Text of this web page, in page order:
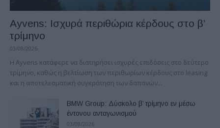
Ayvens: Iσχυρά περιθώρια κέρδους στο β’
τρίμηνο
03/08/2026
Η Ayvens κατάφερε να διατηρήσει ισχυρές επιδόσεις στο δεύτερο
τρίμηνο, καθώς η βελτίωση των περιθωρίων κέρδους στο leasing
και η αποτελεσματική συγκράτηση των δαπανών...
BMW Group: Δύσκολο β’ τρίμηνο εν μέσω
έντονου ανταγωνισμού
03/08/2026